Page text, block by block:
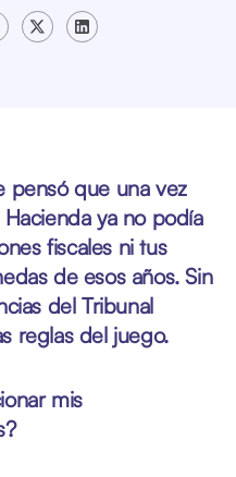
pensó que una vez
ya no podía
fiscales ni tus
de esos años. Sin
del Tribunal
reglas del juego.
mis